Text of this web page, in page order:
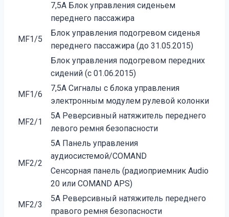
MF1/5
7,5A Блок управления сиденьем
переднего пассажира
Блок управления подогревом сиденья
переднего пассажира (до 31.05.2015)
Блок управления подогревом передних
сидений (с 01.06.2015)
MF1/6
7,5A Сигналы с блока управления
электронным модулем рулевой колонки
MF2/1
5A Реверсивный натяжитель переднего
левого ремня безопасности
MF2/2
5A Панель управления
аудиосистемой/COMAND
Сенсорная панель (радиоприемник Audio
20 или COMAND APS)
MF2/3
5A Реверсивный натяжитель переднего
правого ремня безопасности